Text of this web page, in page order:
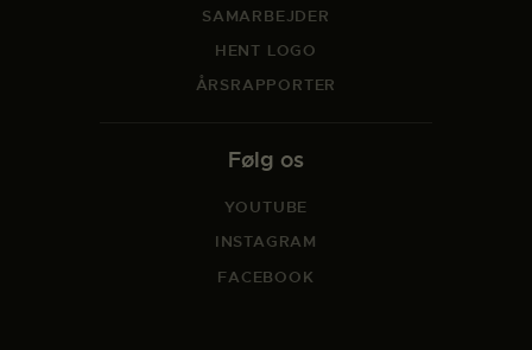
SAMARBEJDER
HENT LOGO
ÅRSRAPPORTER
Følg os
YOUTUBE
INSTAGRAM
FACEBOOK